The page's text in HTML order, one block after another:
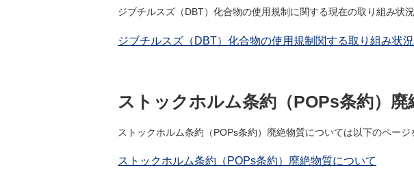
ジブチルスズ（DBT）化合物の使用規制に関する現在の取り組み状
ジブチルスズ（DBT）化合物の使用規制関する取り組み状
ストックホルム条約（POPs条約）廃
ストックホルム条約（POPs条約）廃絶物質については以下のページ
ストックホルム条約（POPs条約）廃絶物質について